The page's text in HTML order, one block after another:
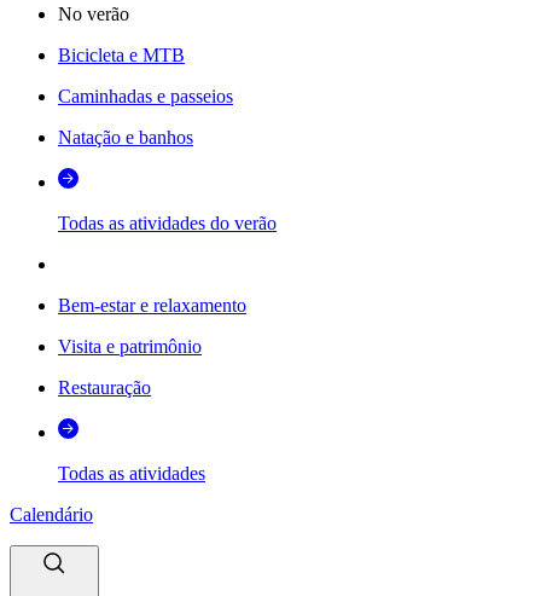
No verão
Bicicleta e MTB
Caminhadas e passeios
Natação e banhos
Todas as atividades do verão
Bem-estar e relaxamento
Visita e patrimônio
Restauração
Todas as atividades
Calendário